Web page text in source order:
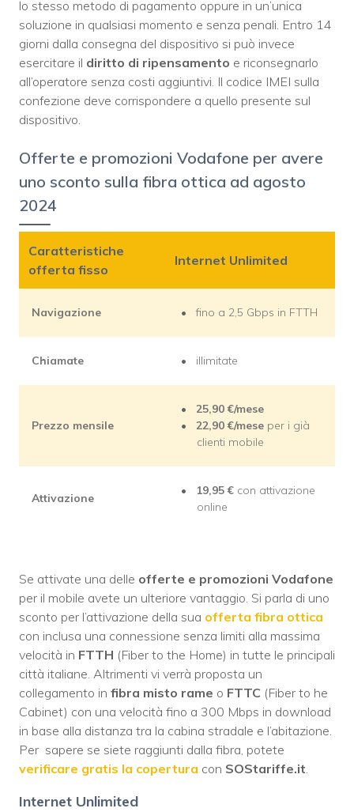
lo stesso metodo di pagamento oppure in un’unica
soluzione in qualsiasi momento e senza penali. Entro 14
giorni dalla consegna del dispositivo si può invece
esercitare il diritto di ripensamento e riconsegnarlo
all’operatore senza costi aggiuntivi. Il codice IMEI sulla
confezione deve corrispondere a quello presente sul
dispositivo.
Offerte e promozioni Vodafone per avere
uno sconto sulla fibra ottica ad agosto
2024
Caratteristiche
offerta fisso
Internet Unlimited
Navigazione fino a 2,5 Gbps in FTTH
Chiamate illimitate
Prezzo mensile
25,90 €/mese
22,90 €/mese per i già
clienti mobile
Attivazione
19,95 € con attivazione
online
Se attivate una delle offerte e promozioni Vodafone
per il mobile avete un ulteriore vantaggio. Si parla di uno
sconto per l’attivazione della sua offerta fibra ottica
con inclusa una connessione senza limiti alla massima
velocità in FTTH (Fiber to the Home) in tutte le principali
città italiane. Altrimenti vi verrà proposta un
collegamento in fibra misto rame o FTTC (Fiber to he
Cabinet) con una velocità fino a 300 Mbps in download
in base alla distanza tra la cabina stradale e l’abitazione.
Per sapere se siete raggiunti dalla fibra, potete
verificare gratis la copertura con SOStariffe.it.
Internet Unlimited